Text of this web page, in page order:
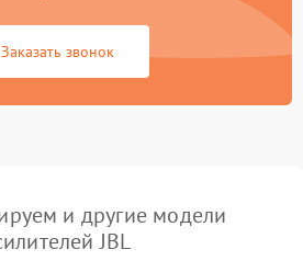
Заказать звонок
и другие модели
JBL